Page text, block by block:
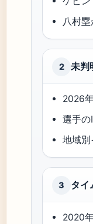
八村
2 未判
2026
選手の
地域別
3 タイ
2020